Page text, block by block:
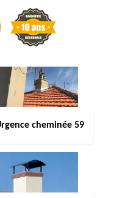
cheminée 59